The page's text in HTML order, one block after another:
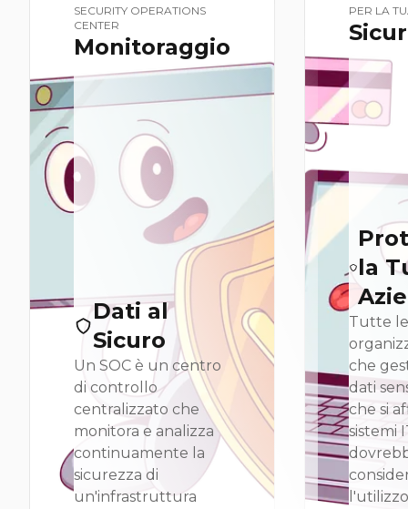
SECURITY OPERATIONS
CENTER
Monitoraggio
Dati al
Sicuro
Un SOC è un centro
di controllo
centralizzato che
monitora e analizza
continuamente la
sicurezza di
un'infrastruttura
PER LA
la
Tutte le
che
dati
che si
sistemi